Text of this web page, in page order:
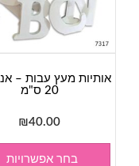
אותיות מעץ עבות –
20 ס"מ
₪40.00
בחר אפשרויות